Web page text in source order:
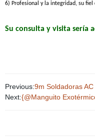
6) Profesional y la integridad, su fiel
Su consulta y visita sería
Previous:9m Soldadoras
Next:{@Manguito